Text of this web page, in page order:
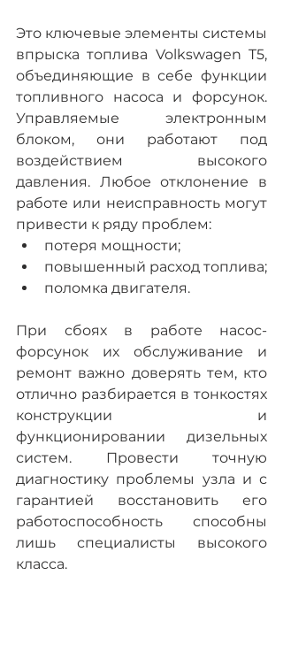
Это ключевые элементы системы
впрыска топлива Volkswagen T5,
объединяющие в себе функции
топливного насоса и форсунок.
Управляемые электронным
блоком, они работают под
воздействием высокого
давления. Любое отклонение в
работе или неисправность могут
привести к ряду проблем:
потеря мощности;
повышенный расход топлива;
поломка двигателя.
При сбоях в работе насос-
форсунок их обслуживание и
ремонт важно доверять тем, кто
отлично разбирается в тонкостях
конструкции и
функционировании дизельных
систем. Провести точную
диагностику проблемы узла и с
гарантией восстановить его
работоспособность способны
лишь специалисты высокого
класса.